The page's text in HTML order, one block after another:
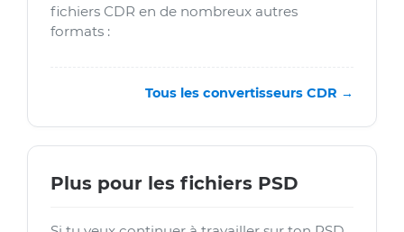
fichiers CDR en de nombreux autres
formats :
Tous les convertisseurs CDR →
Plus pour les fichiers PSD